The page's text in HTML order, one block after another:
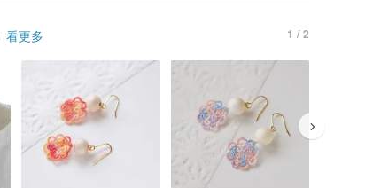
看更多 1 / 2